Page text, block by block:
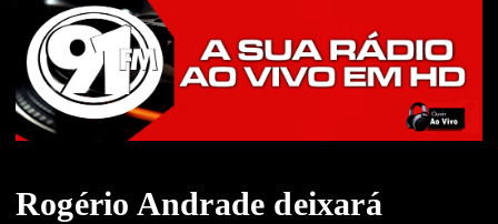
Rogério Andrade deixará